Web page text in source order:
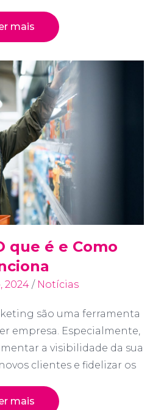
mais
que é e Como
2024 / Notícias
são uma ferramenta
empresa. Especialmente,
a visibilidade da sua
clientes e fidelizar os
mais